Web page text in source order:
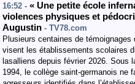
16:52 - « Une petite école
violences physiques et
Augustin - TV78.com
Plusieurs centaines de
visent les établissements scolaires
lasalliens depuis février 2026. Sous
1994, le collège saint-germanois ne